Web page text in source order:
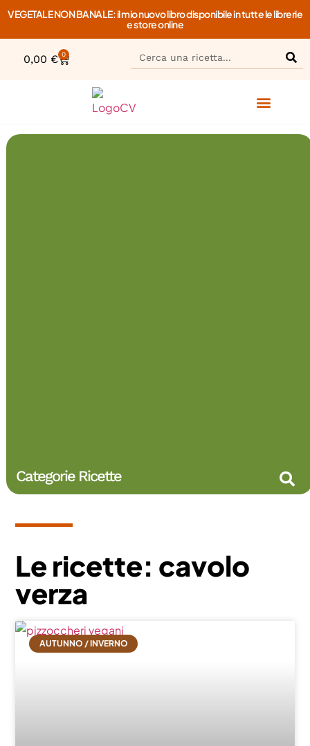
VEGETALE NON BANALE: il mio nuovo libro disponibile in tutte le librerie
e store online
0,00 € 0
Categorie Ricette
Le ricette: cavolo
verza
AUTUNNO / INVERNO